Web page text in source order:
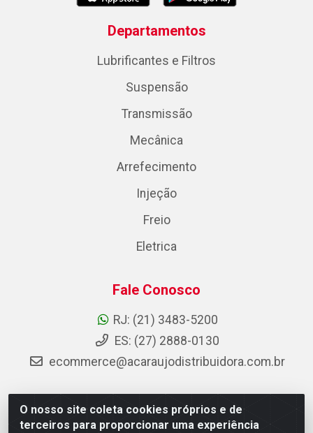
O nosso site coleta cookies próprios e de
terceiros para proporcionar uma experiência
Departamentos
Lubrificantes e Filtros
Suspensão
Transmissão
Mecânica
Arrefecimento
Injeção
Freio
Eletrica
Fale Conosco
RJ: (21) 3483-5200
ES: (27) 2888-0130
ecommerce@acaraujodistribuidora.com.br
AC Araujo Distribuidora - Rua Carneiro de Campos, 42 -